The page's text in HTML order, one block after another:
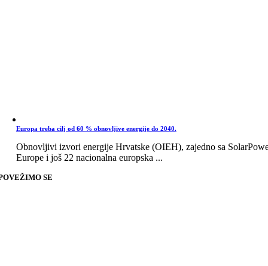
Europa treba cilj od 60 % obnovljive energije do 2040.
Obnovljivi izvori energije Hrvatske (OIEH), zajedno sa
Europe i još 22 nacionalna europska ...
SE